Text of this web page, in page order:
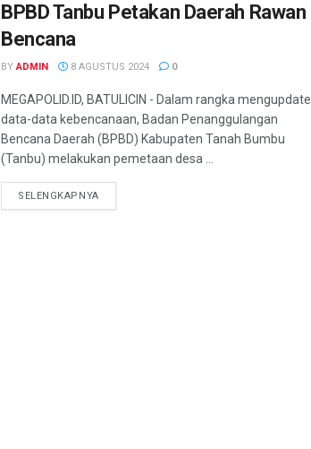
BPBD Tanbu Petakan Daerah Rawan
Bencana
BY ADMIN 8 AGUSTUS 2024 0
MEGAPOLID.ID, BATULICIN - Dalam rangka mengupdate
data-data kebencanaan, Badan Penanggulangan
Bencana Daerah (BPBD) Kabupaten Tanah Bumbu
(Tanbu) melakukan pemetaan desa ...
SELENGKAPNYA